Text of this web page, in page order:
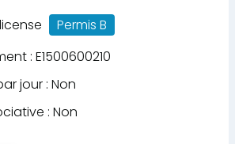
Permis B
: E1500600210
jour : Non
: Non